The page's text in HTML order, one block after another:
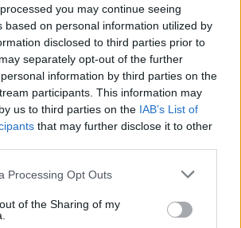
you may continue seeing
based on personal information utilized by
disclosed to third parties prior to
separately opt-out of the further
information by third parties on the
participants. This information may
us to third parties on the IAB’s List of
that may further disclose it to other
website/app uses one or more Google
or usage behaviour. You may click to
to Google and its third-party tags to
Processing Opt Outs
of the Sharing of my
gondoltuk volna, hogy egy
nagy része önkéntes
hogy vonuljon. A Nagy
rengeteg társadalmi és
lett (és lesz is a jövőben),
az is, hogy fellendült az olyan